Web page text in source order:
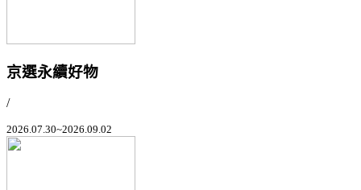
京選永續好物
/
2026.07.30~2026.09.02